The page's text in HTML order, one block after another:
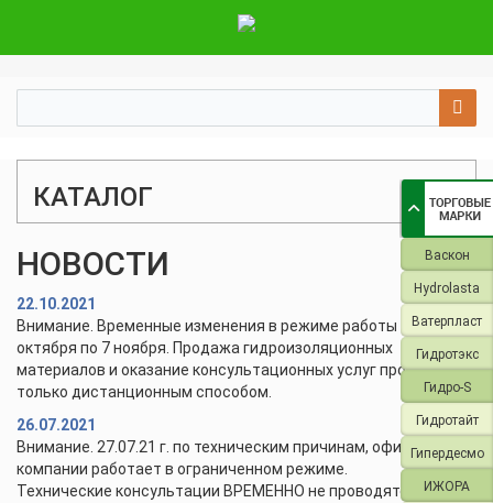
Васкон
Hydrolasta
Ватерпласт
Гидротэкс
Гидро-S
Гидротайт
Гипердесмо
ИЖОРА
КАТАЛОГ
НОВОСТИ
22.10.2021
Внимание. Временные изменения в режиме работы с 28
октября по 7 ноября. Продажа гидроизоляционных
материалов и оказание консультационных услуг проводится
только дистанционным способом.
26.07.2021
Внимание. 27.07.21 г. по техническим причинам, офис и склад
компании работает в ограниченном режиме.
Технические консультации ВРЕМЕННО не проводятся.